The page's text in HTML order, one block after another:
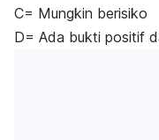
C= Mungkin berisiko
D= Ada bukti positif